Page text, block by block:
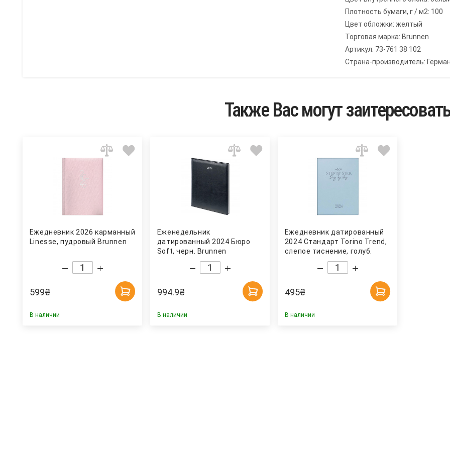
Плотность бумаги, г / м2: 100
Цвет обложки: желтый
Торговая марка: Brunnen
Артикул: 73-761 38 102
Страна-производитель:
Также Вас могут заитересовать
Ежедневник 2026 карманный
Linesse, пудровый Brunnen
599₴
В наличии
Еженедельник
датированный 2024 Бюро
Soft, черн. Brunnen
994.9₴
В наличии
Ежедневник датированный
2024 Стандарт Torino Trend,
слепое тиснение, голуб.
495₴
В наличии